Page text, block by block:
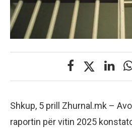
Shkup, 5 prill Zhurnal.mk –
raportin për vitin 2025